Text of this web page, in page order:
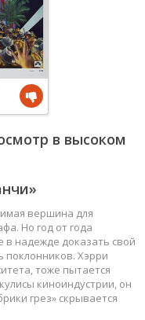
в высоком
вершина для
Но год от года
надежде доказать свой
поклонников. Хэрри
тоже пытается
киноиндустрии, он
грез» скрывается